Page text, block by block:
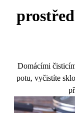
Domácími
potu, vyčistíte